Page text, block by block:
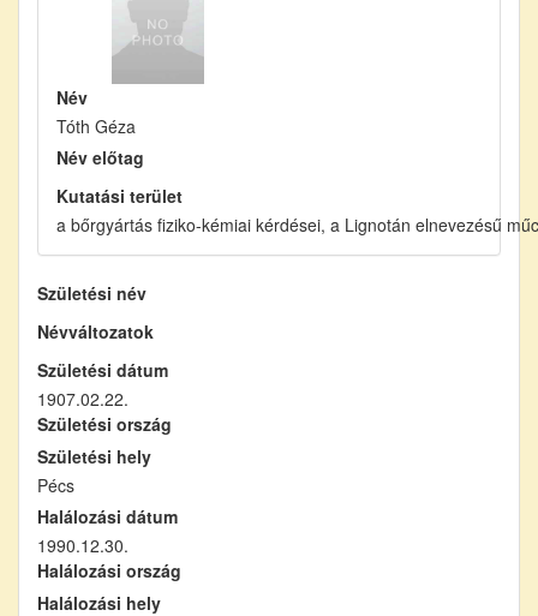
Név
Tóth Géza
Név előtag
Kutatási terület
a bőrgyártás fiziko-kémiai kérdései, a Lignotán elnevezésű
Születési név
Névváltozatok
Születési dátum
1907.02.22.
Születési ország
Születési hely
Pécs
Halálozási dátum
1990.12.30.
Halálozási ország
Halálozási hely